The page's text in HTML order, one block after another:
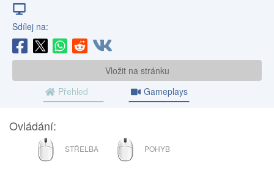
Sdílej na:
Vložit na stránku
Přehled
Gameplays
Ovládání:
MYŠ
STŘELBA
MYŠ
POHYB